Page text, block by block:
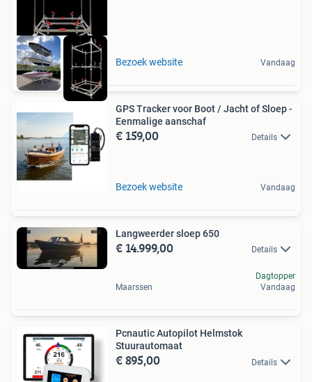
Bezoek website Vandaag
GPS Tracker voor Boot / Jacht of Sloep -
Eenmalige aanschaf
€ 159,00 Details
Bezoek website Vandaag
Langweerder sloep 650
€ 14.999,00 Details
Maarssen
Dagtopper
Vandaag
Pcnautic Autopilot Helmstok
Stuurautomaat
€ 895,00 Details